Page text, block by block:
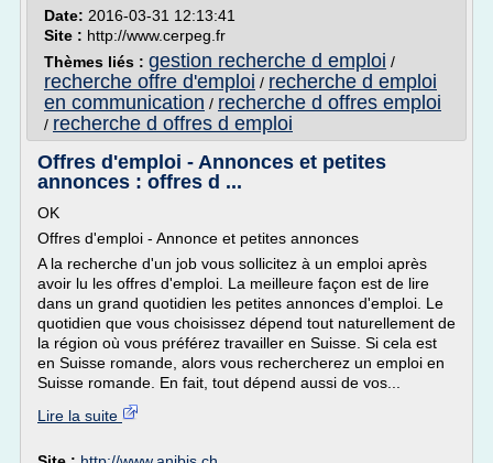
Date: 2016-03-31 12:13:41
Site : http://www.cerpeg.fr
Thèmes liés : gestion recherche d emploi /
recherche offre d'emploi / recherche d emploi
en communication / recherche d offres emploi
/ recherche d offres d emploi
Offres d'emploi - Annonces et petites
annonces : offres d ...
OK
Offres d'emploi - Annonce et petites annonces
A la recherche d'un job vous sollicitez à un emploi après
avoir lu les offres d'emploi. La meilleure façon est de lire
dans un grand quotidien les petites annonces d'emploi. Le
quotidien que vous choisissez dépend tout naturellement de
la région où vous préférez travailler en Suisse. Si cela est
en Suisse romande, alors vous rechercherez un emploi en
Suisse romande. En fait, tout dépend aussi de vos...
Lire la suite